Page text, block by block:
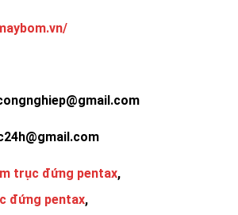
trục đứng pentax,
đứng pentax,